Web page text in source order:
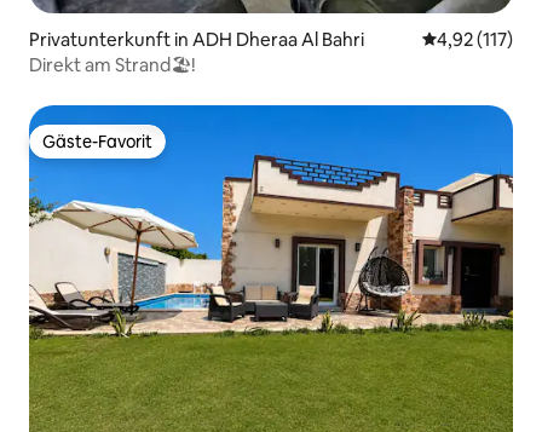
Privatunterkunft in ADH Dheraa Al Bahri
4,92 (117)
Direkt am Strand🏖!
Gäste-Favorit
Gäste-Favorit